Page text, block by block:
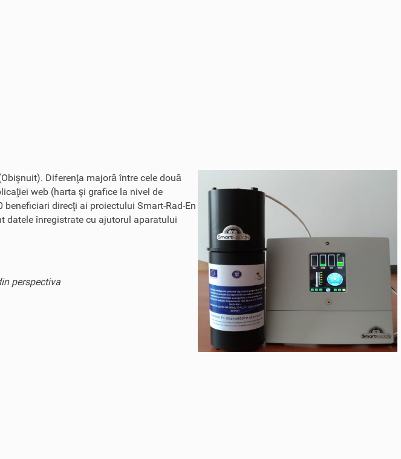
Diferenţa majoră între cele două
web (harta şi grafice la nivel de
direcţi ai proiectului Smart-Rad-En
datele înregistrate cu ajutorul aparatului
perspectiva